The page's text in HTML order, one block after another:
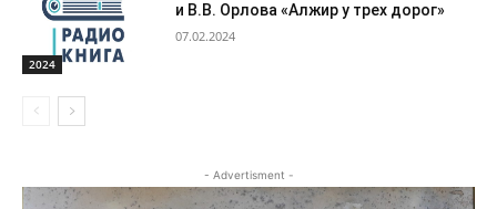
2024
и В.В. Орлова «Алжир у трех дорог»
07.02.2024
- Advertisment -